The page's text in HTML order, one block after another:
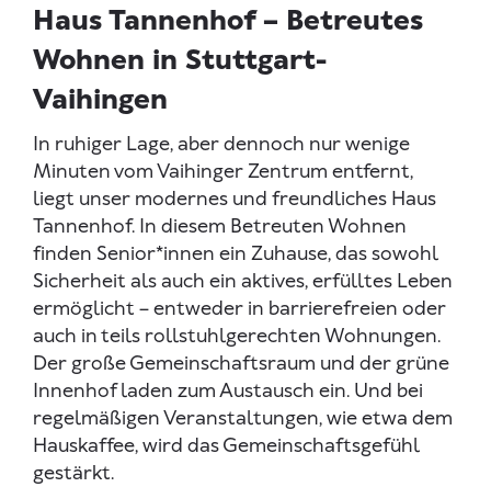
Haus Tannenhof – Betreutes
Wohnen in Stuttgart-
Vaihingen
In ruhiger Lage, aber dennoch nur wenige
Minuten vom Vaihinger Zentrum entfernt,
liegt unser modernes und freundliches Haus
Tannenhof. In diesem Betreuten Wohnen
finden Senior*innen ein Zuhause, das sowohl
Sicherheit als auch ein aktives, erfülltes Leben
ermöglicht – entweder in barrierefreien oder
auch in teils rollstuhlgerechten Wohnungen.
Der große Gemeinschaftsraum und der grüne
Innenhof laden zum Austausch ein. Und bei
regelmäßigen Veranstaltungen, wie etwa dem
Hauskaffee, wird das Gemeinschaftsgefühl
gestärkt.